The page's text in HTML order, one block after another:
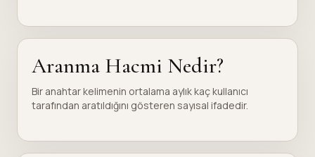
Aranma Hacmi Nedir?
Bir anahtar kelimenin ortalama aylık kaç kullanıcı
tarafından aratıldığını gösteren sayısal ifadedir.